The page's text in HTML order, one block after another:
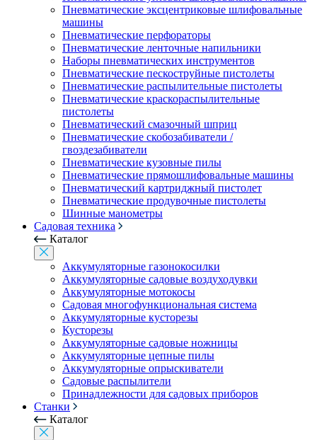
Пневматические эксцентриковые шлифовальные
машины
Пневматические перфораторы
Пневматические ленточные напильники
Наборы пневматических инструментов
Пневматические пескоструйные пистолеты
Пневматические распылительные пистолеты
Пневматические краскораспылительные
пистолеты
Пневматический смазочный шприц
Пневматические скобозабиватели /
гвоздезабиватели
Пневматические кузовные пилы
Пневматические прямошлифовальные машины
Пневматический картриджный пистолет
Пневматические продувочные пистолеты
Шинные манометры
Садовая техника
Каталог
Аккумуляторные газонокосилки
Аккумуляторные садовые воздуходувки
Аккумуляторные мотокосы
Садовая многофункциональная система
Аккумуляторные кусторезы
Кусторезы
Аккумуляторные садовые ножницы
Аккумуляторные цепные пилы
Аккумуляторные опрыскиватели
Садовые распылители
Принадлежности для садовых приборов
Станки
Каталог